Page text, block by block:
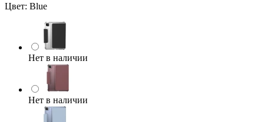
Цвет: Blue
Нет в наличии
Нет в наличии